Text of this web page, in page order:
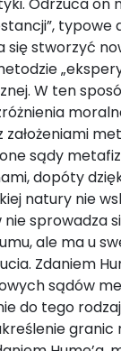
typowe
się stworzyć
W ten
założeniami
sądy
dopóty
natury nie
nie sprowadza
ale ma u
Zdaniem
sądów
do tego
granic